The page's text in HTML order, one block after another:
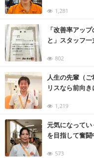
1,281
「改善率アッ
と」スタッフ
802
人生の先輩（
リスなら前向
1,219
元気になってい
を目指して奮闘
573